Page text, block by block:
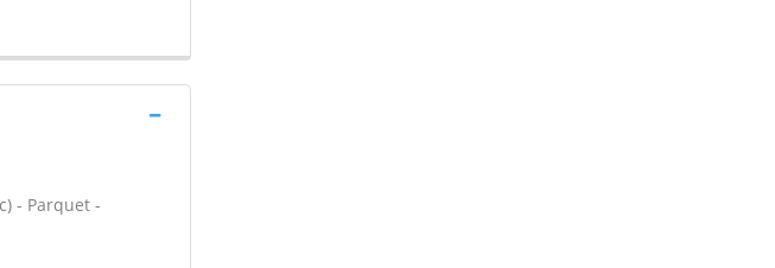
- Parquet -